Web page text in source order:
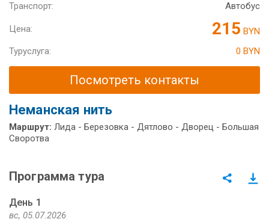
Транспорт:
Автобус
Цена: 215 BYN
Туруслуга:
0 BYN
Посмотреть контакты
Неманская нить
Маршрут: Лида - Березовка - Дятлово - Дворец - Большая
Своротва
Программа тура
День 1
вс, 05.07.2026